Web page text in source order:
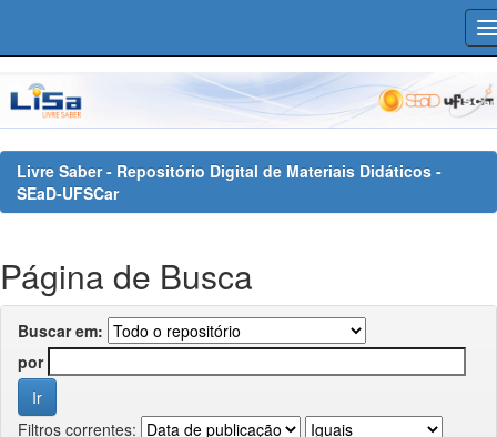
navigation
Livre Saber - Repositório Digital de Materiais Didáticos -
SEaD-UFSCar
Página de Busca
Buscar em:
por
Filtros correntes: